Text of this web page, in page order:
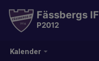
Kalender
Fässbergs IF
P2012